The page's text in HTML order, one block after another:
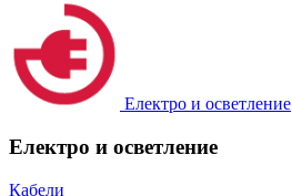
Електро и осветление
Електро и осветление
Кабели